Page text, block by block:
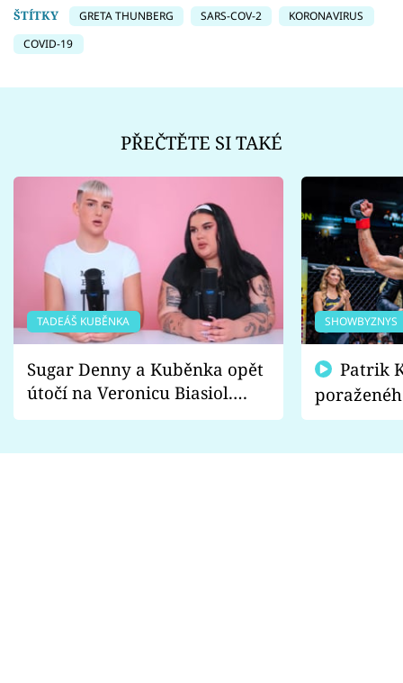
ŠTÍTKY GRETA THUNBERG SARS-COV-2
KORONAVIRUS
COVID-19
PŘEČTĚTE SI TAKÉ
TADEÁŠ KUBĚNKA
Sugar Denny a Kuběnka opět
útočí na Veronicu Biasiol.
Proč je podle nich falešná a
SHOWBYZNYS
fanoušci